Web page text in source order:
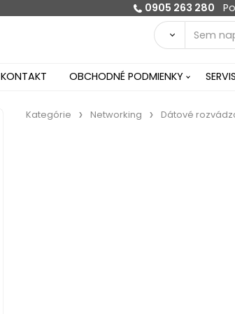
0905 263 280
KONTAKT OBCHODNÉ PODMIENKY SERVIS
Kategórie Networking Dátové